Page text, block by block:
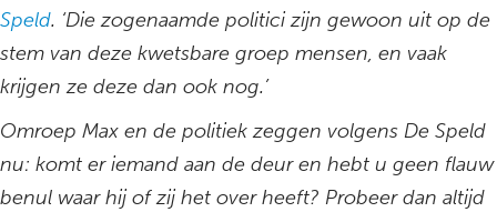
Speld. ‘Die zogenaamde politici zijn gewoon uit op de
stem van deze kwetsbare groep mensen, en vaak
krijgen ze deze dan ook nog.’
Omroep Max en de politiek zeggen volgens De Speld
nu: komt er iemand aan de deur en hebt u geen flauw
benul waar hij of zij het over heeft? Probeer dan altijd